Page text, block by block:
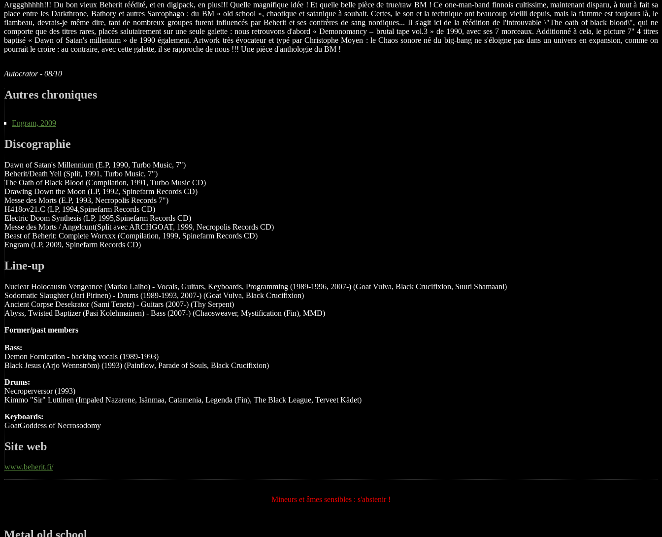
Arggghhhhh!!! Du bon vieux Beherit réédité, et en digipack, en plus!!! Quelle magnifique idée ! Et quelle belle pièce de true/raw BM ! Ce one-man-band finnois cultissime, maintenant disparu, à tout à fait sa
place entre les Darkthrone, Bathory et autres Sarcophago : du BM « old school », chaotique et satanique à souhait. Certes, le son et la technique ont beaucoup vieilli depuis, mais la flamme est toujours là, le
flambeau, devrais-je même dire, tant de nombreux groupes furent influencés par Beherit et ses confrères de sang nordiques... Il s'agit ici de la réédition de l'introuvable \"The oath of black blood\", qui ne
comporte que des titres rares, placés salutairement sur une seule galette : nous retrouvons d'abord « Demonomancy – brutal tape vol.3 » de 1990, avec ses 7 morceaux. Additionné à cela, le picture 7'' 4 titres
baptisé « Dawn of Satan's millenium » de 1990 également. Artwork très évocateur et typé par Christophe Moyen : le Chaos sonore né du big-bang ne s'éloigne pas dans un univers en expansion, comme on
pourrait le croire : au contraire, avec cette galette, il se rapproche de nous !!! Une pièce d'anthologie du BM !
Autocrator - 08/10
Autres chroniques
Engram, 2009
Discographie
Dawn of Satan's Millennium (E.P, 1990, Turbo Music, 7")
Beherit/Death Yell (Split, 1991, Turbo Music, 7")
The Oath of Black Blood (Compilation, 1991, Turbo Music CD)
Drawing Down the Moon (LP, 1992, Spinefarm Records CD)
Messe des Morts (E.P, 1993, Necropolis Records 7")
H418ov21.C (LP, 1994,Spinefarm Records CD)
Electric Doom Synthesis (LP, 1995,Spinefarm Records CD)
Messe des Morts / Angelcunt(Split avec ARCHGOAT, 1999, Necropolis Records CD)
Beast of Beherit: Complete Worxxx (Compilation, 1999, Spinefarm Records CD)
Engram (LP, 2009, Spinefarm Records CD)
Line-up
Nuclear Holocausto Vengeance (Marko Laiho) - Vocals, Guitars, Keyboards, Programming (1989-1996, 2007-) (Goat Vulva, Black Crucifixion, Suuri Shamaani)
Sodomatic Slaughter (Jari Pirinen) - Drums (1989-1993, 2007-) (Goat Vulva, Black Crucifixion)
Ancient Corpse Desekrator (Sami Tenetz) - Guitars (2007-) (Thy Serpent)
Abyss, Twisted Baptizer (Pasi Kolehmainen) - Bass (2007-) (Chaosweaver, Mystification (Fin), MMD)
Former/past members
Bass:
Demon Fornication - backing vocals (1989-1993)
Black Jesus (Arjo Wennström) (1993) (Painflow, Parade of Souls, Black Crucifixion)
Drums:
Necroperversor (1993)
Kimmo "Sir" Luttinen (Impaled Nazarene, Isänmaa, Catamenia, Legenda (Fin), The Black League, Terveet Kädet)
Keyboards:
GoatGoddess of Necrosodomy
Site web
www.beherit.fi/
Mineurs et âmes sensibles : s'abstenir !